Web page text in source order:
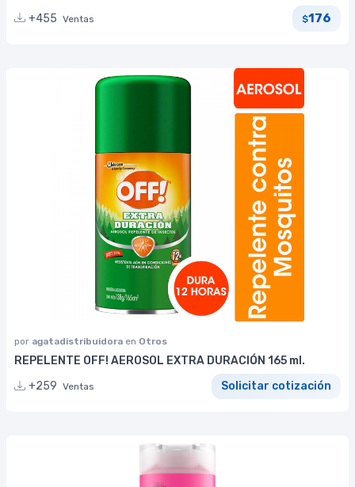
+455 Ventas $176
por agatadistribuidora en Otros
REPELENTE OFF! AEROSOL EXTRA DURACIÓN 165 ml.
+259 Ventas Solicitar cotización